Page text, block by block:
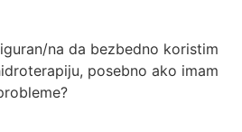
na da bezbedno koristim
posebno ako imam